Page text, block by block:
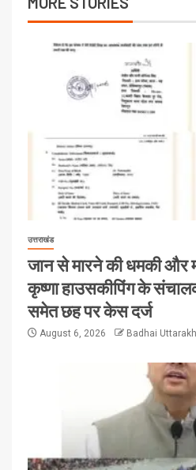
उत्तराखंड
जान से मारने की धमकी और
कृष्णा हाउसकीपिंग के
समेत छह पर केस दर्ज
August 6, 2026 Badhai